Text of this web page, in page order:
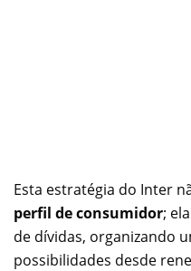
Esta estratégia do Inter
perfil de consumidor;
de dívidas, organizando
possibilidades desde